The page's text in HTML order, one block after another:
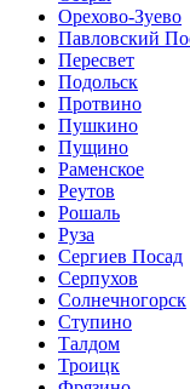
Орехово-Зуево
Павловский
Пересвет
Подольск
Протвино
Пушкино
Пущино
Раменское
Реутов
Рошаль
Руза
Сергиев Посад
Серпухов
Солнечногорск
Ступино
Талдом
Троицк